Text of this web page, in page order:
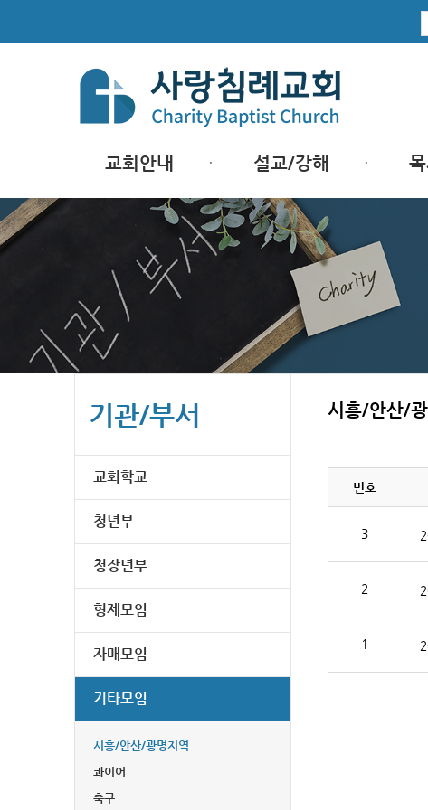
교회안내 설교/강해
기관/부서
교회학교
청년부
청장년부
형제모임
자매모임
기타모임
시흥/안산/광명지역
콰이어
축구
시흥/안산/
번호
3
2
1